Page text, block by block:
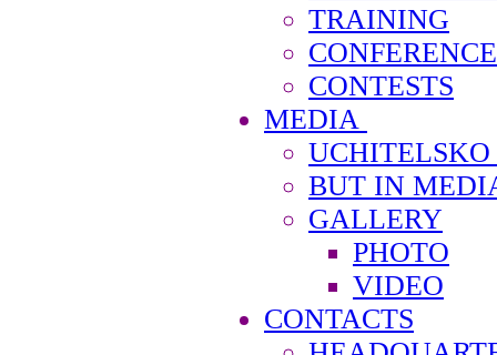
TRAINING
CONTESTS
MEDIA
BUT IN
GALLERY
PHOTO
VIDEO
CONTACTS